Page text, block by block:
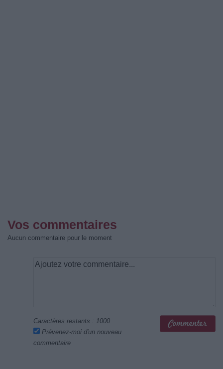
Vos commentaires
Aucun commentaire pour le moment
Caractères restants : 1000
Prévenez-moi d'un nouveau
commentaire